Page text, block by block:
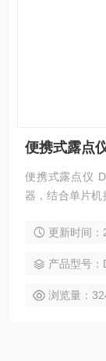
便携式露点
便携式露点仪
器，结合单片机
应用于空分、
测。
更新时间
产品型号：
浏览量：